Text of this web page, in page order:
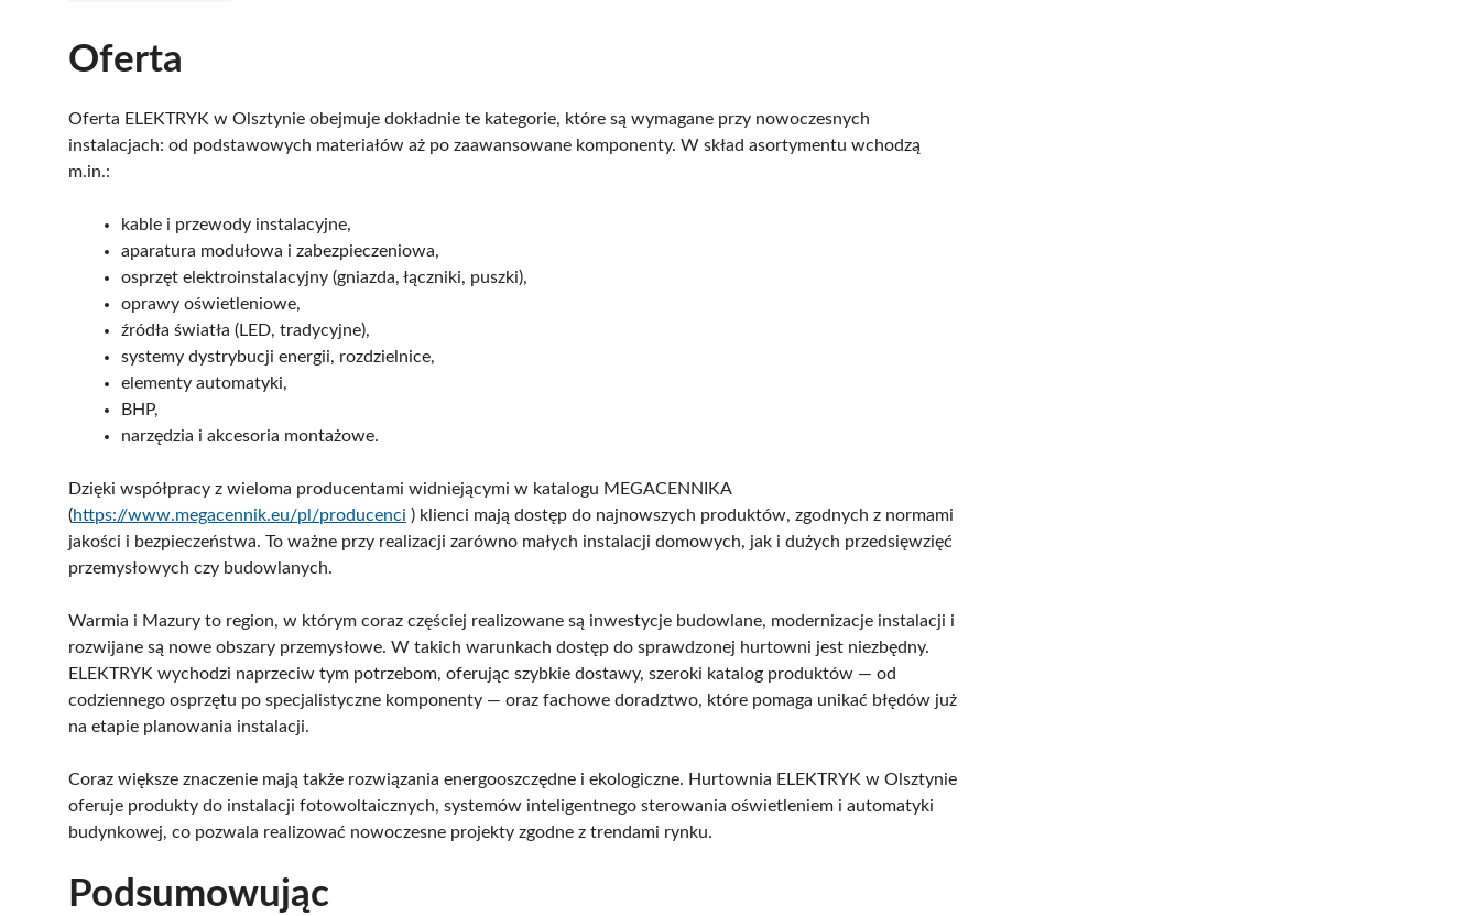
Oferta
Oferta ELEKTRYK w Olsztynie obejmuje dokładnie te kategorie, które są wymagane przy nowoczesnych
instalacjach: od podstawowych materiałów aż po zaawansowane komponenty. W skład asortymentu wchodzą
m.in.:
kable i przewody instalacyjne,
aparatura modułowa i zabezpieczeniowa,
osprzęt elektroinstalacyjny (gniazda, łączniki, puszki),
oprawy oświetleniowe,
źródła światła (LED, tradycyjne),
systemy dystrybucji energii, rozdzielnice,
elementy automatyki,
BHP,
narzędzia i akcesoria montażowe.
Dzięki współpracy z wieloma producentami widniejącymi w katalogu MEGACENNIKA
(https://www.megacennik.eu/pl/producenci ) klienci mają dostęp do najnowszych produktów, zgodnych z normami
jakości i bezpieczeństwa. To ważne przy realizacji zarówno małych instalacji domowych, jak i dużych przedsięwzięć
przemysłowych czy budowlanych.
Warmia i Mazury to region, w którym coraz częściej realizowane są inwestycje budowlane, modernizacje instalacji i
rozwijane są nowe obszary przemysłowe. W takich warunkach dostęp do sprawdzonej hurtowni jest niezbędny.
ELEKTRYK wychodzi naprzeciw tym potrzebom, oferując szybkie dostawy, szeroki katalog produktów — od
codziennego osprzętu po specjalistyczne komponenty — oraz fachowe doradztwo, które pomaga unikać błędów już
na etapie planowania instalacji.
Coraz większe znaczenie mają także rozwiązania energooszczędne i ekologiczne. Hurtownia ELEKTRYK w Olsztynie
oferuje produkty do instalacji fotowoltaicznych, systemów inteligentnego sterowania oświetleniem i automatyki
budynkowej, co pozwala realizować nowoczesne projekty zgodne z trendami rynku.
Podsumowując